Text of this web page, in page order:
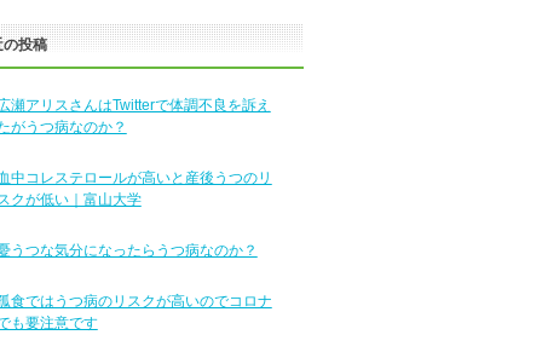
の投稿
瀬アリスさんはTwitterで体調不良を訴え
がうつ病なのか？
中コレステロールが高いと産後うつのリ
クが低い｜富山大学
うつな気分になったらうつ病なのか？
食ではうつ病のリスクが高いのでコロナ
も要注意です